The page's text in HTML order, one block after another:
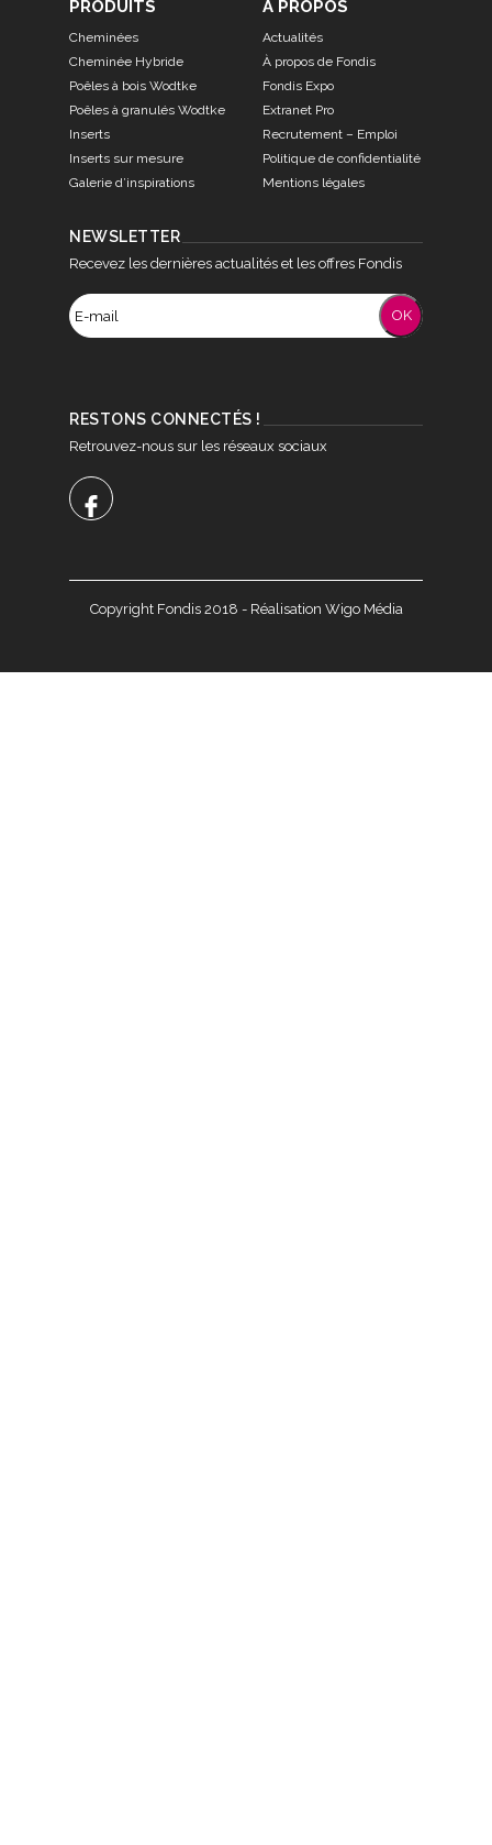
PRODUITS
Cheminées
Cheminée Hybride
Poêles à bois Wodtke
Poêles à granulés Wodtke
Inserts
Inserts sur mesure
Galerie d’inspirations
À PROPOS
Actualités
À propos de Fondis
Fondis Expo
Extranet Pro
Recrutement – Emploi
Politique de confidentialité
Mentions légales
NEWSLETTER
Recevez les dernières actualités et les offres Fondis
RESTONS CONNECTÉS !
Retrouvez-nous sur les réseaux sociaux
Copyright Fondis 2018 - Réalisation Wigo Média